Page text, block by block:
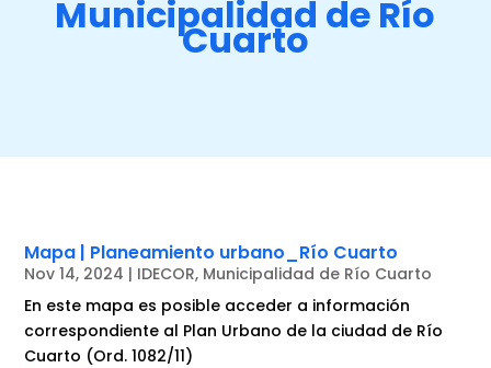
Municipalidad de Río
Cuarto
Mapa | Planeamiento urbano_Río Cuarto
Nov 14, 2024 | IDECOR, Municipalidad de Río Cuarto
En este mapa es posible acceder a información
correspondiente al Plan Urbano de la ciudad de Río
Cuarto (Ord. 1082/11)